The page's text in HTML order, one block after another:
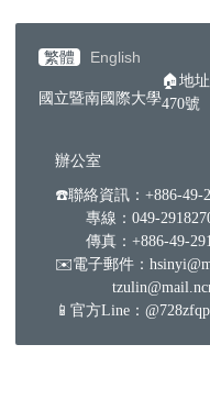
繁體 English
國立暨南國際大學
🏠地
470號
國
辦公室
☎️聯絡資訊：+886-49-
專線：049-
傳真：+886-49-
✉️電子郵件：
📱官方Line：